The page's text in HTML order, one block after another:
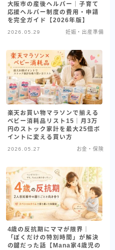
大阪市の産後ヘルパー｜子育て
応援ヘルパー制度の費用・申請
を完全ガイド【2026年版】
2026.05.29 妊娠・出産準備
楽天お買い物マラソンで揃える
ベビー消耗品リスト15｜月3万
円のストック家計を最大25倍ポ
イントに変える買い方
2026.05.27 お金・保険
4歳の反抗期にママが限界｜
「ぼくだけの特別時間」が解決
の鍵だった話【Mana家4歳児の